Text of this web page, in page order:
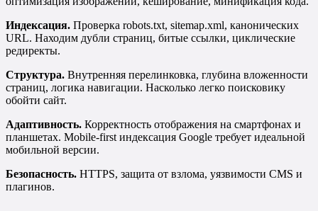
Индексация. Проверка robots.txt, sitemap.xml, канонических
URL. Находим дубли страниц, битые ссылки, циклические
редиректы.
Структура. Внутренняя перелинковка, глубина вложенности
страниц, логика навигации. Насколько легко поисковику
обойти сайт.
Адаптивность. Корректность отображения на смартфонах и
планшетах. Mobile-first индексация Google требует идеальной
мобильной версии.
Безопасность. HTTPS, защита от взлома, уязвимости CMS и
плагинов.